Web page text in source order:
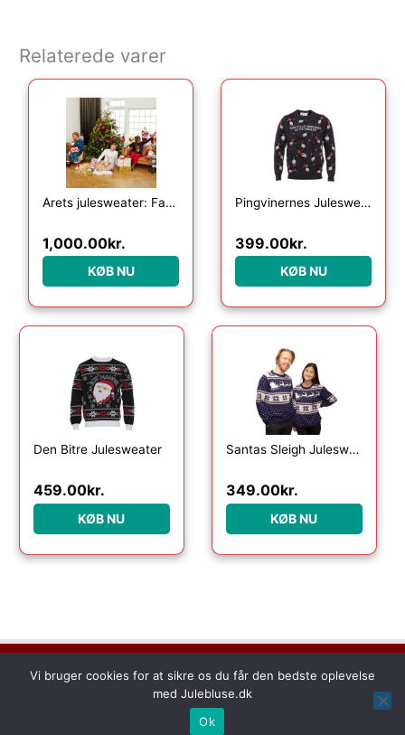
Relaterede varer
Årets julesweater: Familiepakke – Julesweatre. Ugly Christmas Sweater lavet i Danmark
Den oprindelige pris var: 1,499.00kr..
1,000.00kr.
Den aktuelle pris er: 1,000.00kr..
KØB NU
Pingvinernes Julesweater LED – Børn
399.00kr.
KØB NU
Den Bitre Julesweater
459.00kr.
KØB NU
Santas Sleigh Julesweater
349.00kr.
KØB NU
Dette medie ejes og drives af Tropic Traffic LLC-FZ | The Meydan
Hotel, Grandstand, 6th floor, Nad Al Sheba | Dubai | UAE
Copyright © 2026 Julebluse | All rights reserved
Vi bruger cookies for at sikre os du får den bedste oplevelse
med Julebluse.dk
Ok